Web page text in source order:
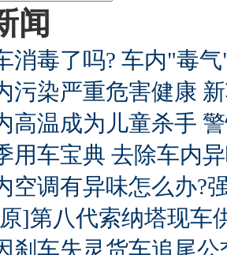
闻
消毒了吗? 车内"毒
污染严重危害健康
高温成为儿童杀手
用车宝典 去除车内
空调有异味怎么办?
]第八代索纳塔现车
刹车失灵货车追尾